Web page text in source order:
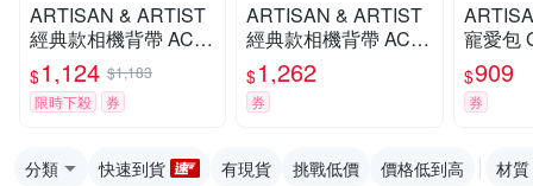
ARTISAN & ARTIST
經典款相機背帶 ACA
M-102(紅)
$1,124 $1,183
限時下殺
券
ARTISAN & ARTIST
經典款相機背帶 ACA
M-108(黑)
$1,262
券
寵愛包
$909
券
分類 快速到貨 有現貨 挑戰低價 價格低到高 材質